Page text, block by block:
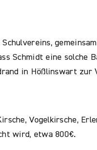
Schmidt eine solche
in Hößlinswart zur
Vogelkirsche,
wird, etwa 800€.